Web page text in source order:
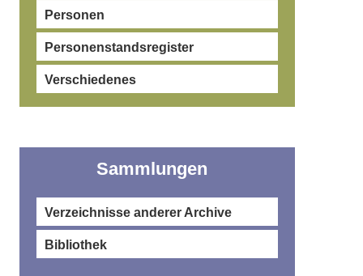
Personen
Personenstandsregister
Verschiedenes
Sammlungen
Verzeichnisse anderer Archive
Bibliothek